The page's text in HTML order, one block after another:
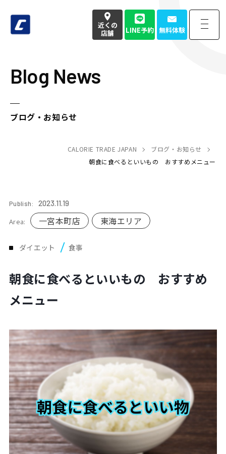
近くの
店舗
050-3177-4904
受付時間 9:00〜18:00定休日 土日祝
Strength 強み・特徴
Plan プラン・料金表
Case お客様事例
FAQ よくあるご質問
Store 店舗
Contact 体験レッスン申し込み
Company 運営会社情報
近くの
店舗
LINE予約 無料体験
Blog News
ブログ・お知らせ
CALORIE TRADE JAPAN
ブログ・お知らせ
朝食に食べるといいもの おすすめメニュー
Publish: 2023.11.19
Area: 一宮本町店 東海エリア
ダイエット 食事
朝食に食べるといいもの おすすめ
メニュー